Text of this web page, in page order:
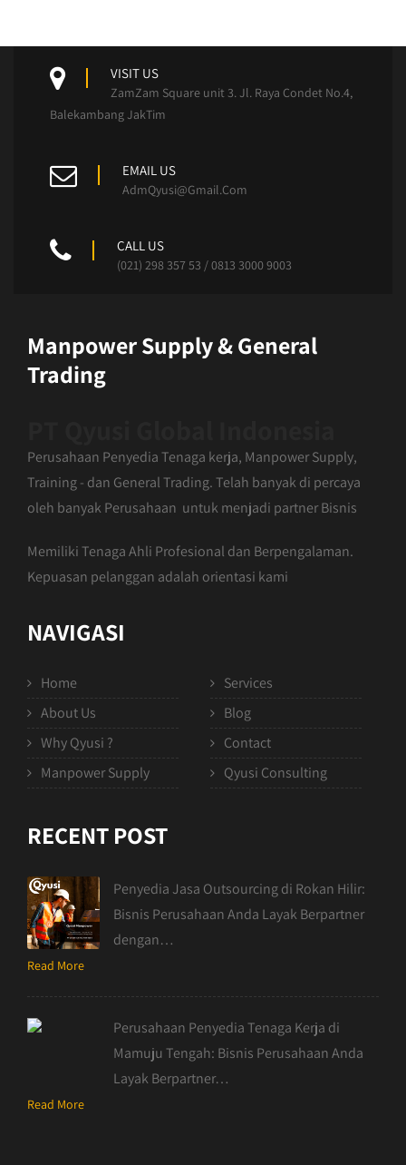
VISIT US
ZamZam Square unit 3. Jl. Raya Condet No.4,
Balekambang JakTim
EMAIL US
AdmQyusi@Gmail.Com
CALL US
(021) 298 357 53 / 0813 3000 9003
Manpower Supply & General
Trading
Perusahaan Penyedia Tenaga kerja, Manpower Supply,
Training - dan General Trading. Telah banyak di percaya
oleh banyak Perusahaan untuk menjadi partner Bisnis
Memiliki Tenaga Ahli Profesional dan Berpengalaman.
Kepuasan pelanggan adalah orientasi kami
NAVIGASI
Home
About Us
Why Qyusi ?
Manpower Supply
Services
Blog
Contact
Qyusi Consulting
RECENT POST
Penyedia Jasa Outsourcing di Rokan Hilir:
Bisnis Perusahaan Anda Layak Berpartner
dengan…
Read More
Perusahaan Penyedia Tenaga Kerja di
Mamuju Tengah: Bisnis Perusahaan Anda
Layak Berpartner…
Read More